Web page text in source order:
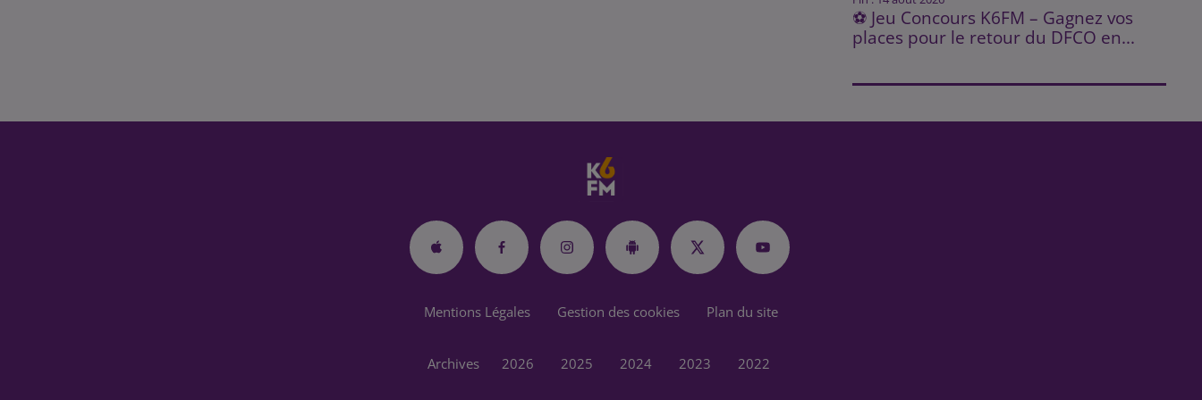
⚽ Jeu Concours K6FM – Gagnez vos
places pour le retour du DFCO en...
Mentions Légales Gestion des cookies Plan du site
Archives 2026 2025 2024 2023 2022